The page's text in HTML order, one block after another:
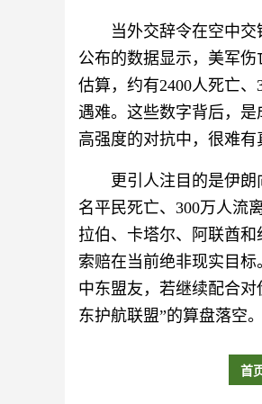
当外交辞令在空中
公布的数据显示，美军
估算，约有2400人死亡
遇难。这些数字背后，
高强度的对抗中，很难有
更引人注目的是伊朗
名平民死亡、300万人流
拉伯、卡塔尔、阿联酋和
索赔在当前绝非现实目
中东盟友，若继续配合
东护航联盟”的算盘落空。
首